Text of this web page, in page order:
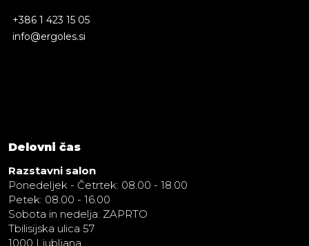
+386 1 423 15 05
info@ergoles.si
Delovni čas
Razstavni salon
Ponedeljek - Četrtek: 08.00 - 18.00
Petek: 08.00 - 16.00
Sobota in nedelja: ZAPRTO
Tbilisijska ulica 57
1000 Ljubljana